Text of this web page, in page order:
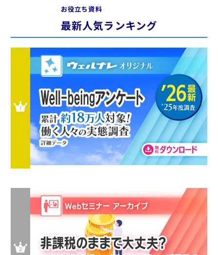
お役立ち資料
最新人気ランキング